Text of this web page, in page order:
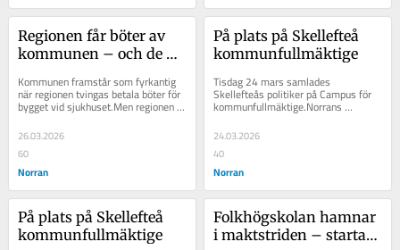
Regionen får böter av
kommunen – och de
Kommunen framstår som fyrkantig
när regionen tvingas betala böter för
bygget vid sjukhuset.Men regionen
har inte haft koll och verkar inte ha...
26.03.2026
60
Norran
På plats på Skellefteå
kommunfullmäktige
Tisdag 24 mars samlades
Skellefteås politiker på Campus för
kommunfullmäktige.Norrans
politiska redaktör, Andreas
Westerberg, kommenterade...
24.03.2026
40
Norran
På plats på Skellefteå
kommunfullmäktige
Folkhögskolan hamnar
i maktstriden – startar